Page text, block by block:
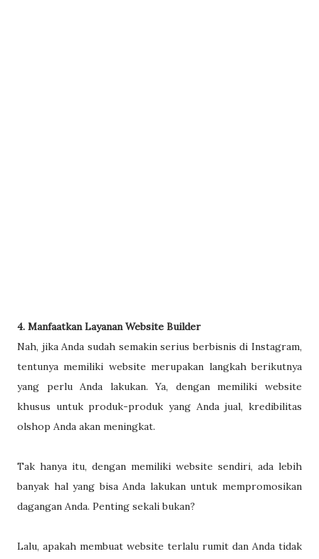
4. Manfaatkan Layanan Website Builder
Nah, jika Anda sudah semakin serius berbisnis di Instagram,
tentunya memiliki website merupakan langkah berikutnya
yang perlu Anda lakukan. Ya, dengan memiliki website
khusus untuk produk-produk yang Anda jual, kredibilitas
olshop Anda akan meningkat.
Tak hanya itu, dengan memiliki website sendiri, ada lebih
banyak hal yang bisa Anda lakukan untuk mempromosikan
dagangan Anda. Penting sekali bukan?
Lalu, apakah membuat website terlalu rumit dan Anda tidak